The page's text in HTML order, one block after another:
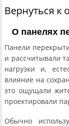
Вернуться к
О панелях
Панели
и рассчитывали
нагрузки и,
влияние на
это ощущали
проектировали
Обычно